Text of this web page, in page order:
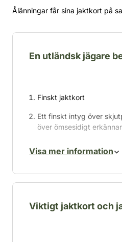
Ålänningar får sina jaktkort på
En utländsk jägare
Finskt jaktkort
Ett finskt intyg över
över ömsesidigt
Jakttillstånd
landet.
hjälper sin utländska
Visa mer information
Viktigt jaktkort och